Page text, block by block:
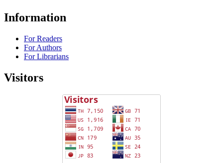
Information
For Readers
For Authors
For Librarians
Visitors